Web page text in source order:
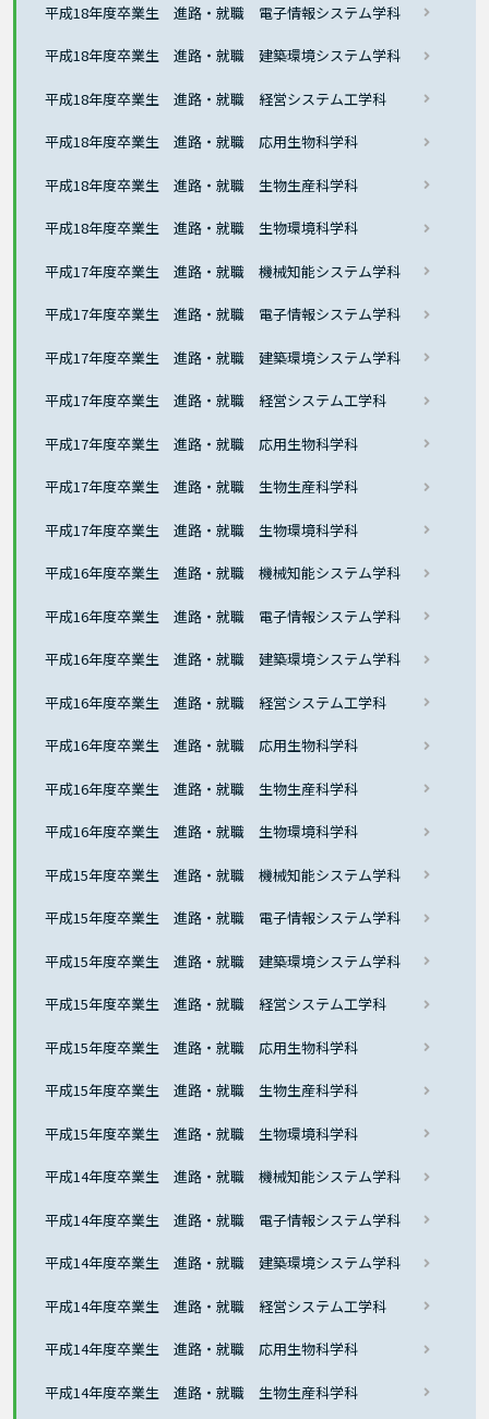
平成18年度卒業生 進路・就職 電子情報システム学科
平成18年度卒業生 進路・就職 建築環境システム学科
平成18年度卒業生 進路・就職 経営システム工学科
平成18年度卒業生 進路・就職 応用生物科学科
平成18年度卒業生 進路・就職 生物生産科学科
平成18年度卒業生 進路・就職 生物環境科学科
平成17年度卒業生 進路・就職 機械知能システム学科
平成17年度卒業生 進路・就職 電子情報システム学科
平成17年度卒業生 進路・就職 建築環境システム学科
平成17年度卒業生 進路・就職 経営システム工学科
平成17年度卒業生 進路・就職 応用生物科学科
平成17年度卒業生 進路・就職 生物生産科学科
平成17年度卒業生 進路・就職 生物環境科学科
平成16年度卒業生 進路・就職 機械知能システム学科
平成16年度卒業生 進路・就職 電子情報システム学科
平成16年度卒業生 進路・就職 建築環境システム学科
平成16年度卒業生 進路・就職 経営システム工学科
平成16年度卒業生 進路・就職 応用生物科学科
平成16年度卒業生 進路・就職 生物生産科学科
平成16年度卒業生 進路・就職 生物環境科学科
平成15年度卒業生 進路・就職 機械知能システム学科
平成15年度卒業生 進路・就職 電子情報システム学科
平成15年度卒業生 進路・就職 建築環境システム学科
平成15年度卒業生 進路・就職 経営システム工学科
平成15年度卒業生 進路・就職 応用生物科学科
平成15年度卒業生 進路・就職 生物生産科学科
平成15年度卒業生 進路・就職 生物環境科学科
平成14年度卒業生 進路・就職 機械知能システム学科
平成14年度卒業生 進路・就職 電子情報システム学科
平成14年度卒業生 進路・就職 建築環境システム学科
平成14年度卒業生 進路・就職 経営システム工学科
平成14年度卒業生 進路・就職 応用生物科学科
平成14年度卒業生 進路・就職 生物生産科学科